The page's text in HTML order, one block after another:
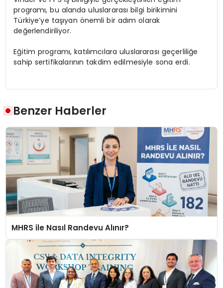
programı, bu alanda uluslararası bilgi birikimini
Türkiye’ye taşıyan önemli bir adım olarak
değerlendiriliyor.
Eğitim programı, katılımcılara uluslararası geçerliliğe
sahip sertifikalarının takdim edilmesiyle sona erdi.
Benzer Haberler
MHRS ile Nasıl Randevu Alınır?